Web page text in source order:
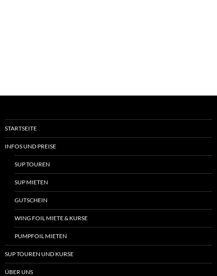
STARTSEITE
INFOS UND PREISE
SUP TOUREN
SUP MIETEN
GUTSCHEIN
WING FOIL MIETE & KURSE
PUMPFOIL MIETEN
SUP TOUREN UND KURSE
ÜBER UNS